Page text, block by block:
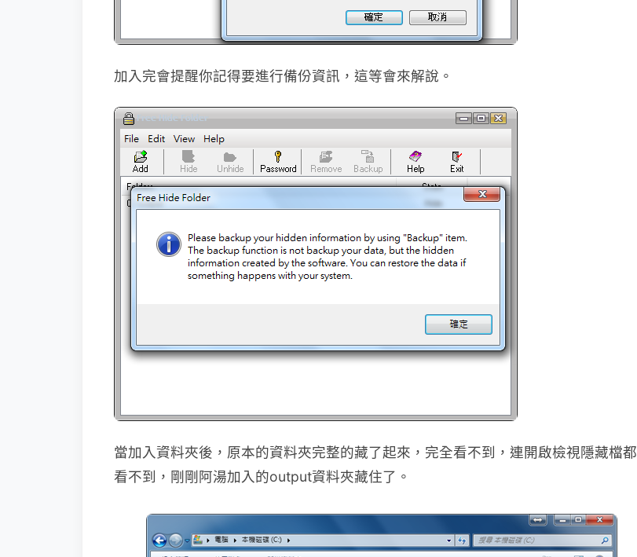
加入完會提醒你記得要進行備份資訊，這等會來解說。
當加入資料夾後，原本的資料夾完整的藏了起來，完全看不到，連開啟檢視隱藏檔都
看不到，剛剛阿湯加入的output資料夾藏住了。